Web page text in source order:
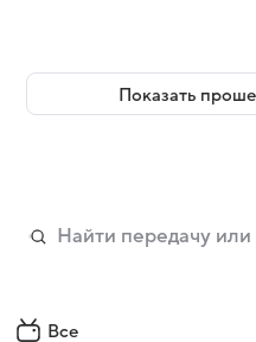
Показать
Все